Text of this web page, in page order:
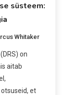
süsteem:
Whitaker
on
aitab
et